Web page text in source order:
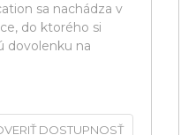
sa nachádza v
do ktorého si
dovolenku na
DOSTUPNOSŤ